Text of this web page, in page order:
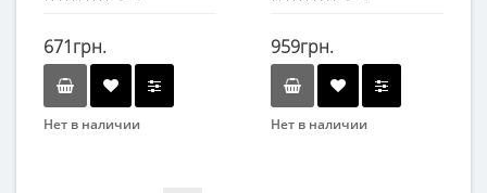
671грн.
Нет в наличии
959грн.
Нет в наличии